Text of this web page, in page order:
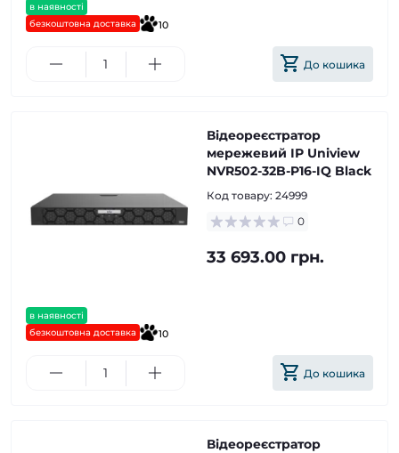
в наявності
безкоштовна доставка
10
До кошика
в наявності
безкоштовна доставка
10
Відеореєстратор
мережевий ІР Uniview
NVR502-32B-P16-IQ Black
Код товару: 24999
0
33 693.00 грн.
До кошика
Відеореєстратор